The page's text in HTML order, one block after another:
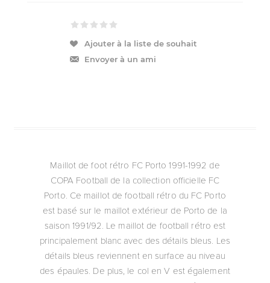
Ajouter à la liste de souhait
Envoyer à un ami
Maillot de foot rétro FC Porto 1991-1992 de
COPA Football de la collection officielle FC
Porto. Ce maillot de football rétro du FC Porto
est basé sur le maillot extérieur de Porto de la
saison 1991/92. Le maillot de football rétro est
principalement blanc avec des détails bleus. Les
détails bleus reviennent en surface au niveau
des épaules. De plus, le col en V est également